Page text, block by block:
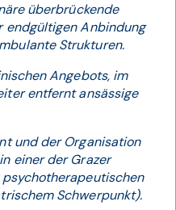
überbrückende
endgültigen Anbindung
Strukturen.
Angebots, im
entfernt ansässige
und der Organisation
einer der Grazer
psychotherapeutischen
Schwerpunkt).